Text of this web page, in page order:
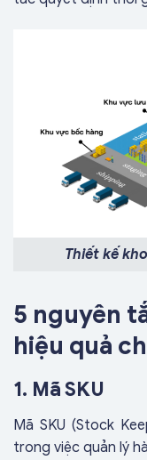
Thiết kế
5 nguyên
hiệu quả
1. Mã SKU
Mã SKU (Stock
trong việc quản lý